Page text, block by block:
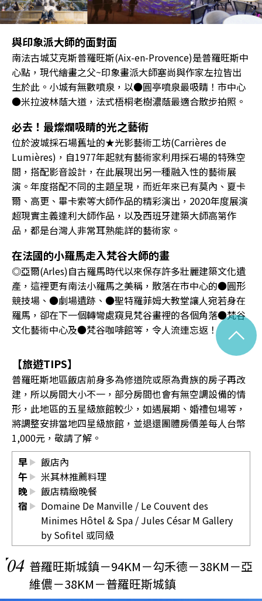
與印象派大師的面對面
南法古城艾克斯普羅旺斯(Aix-en-Provence)是普羅旺斯中
心點，現代繪畫之父~印象畫派大師塞尚與作家左拉皆出
生於此。小城有無數噴泉，以●圓亭噴泉最吸睛！市中心
●米拉波林蔭大道，法式梧桐老樹濃蔭最適合散步拍照。
必去！最燦爛吸睛的光之藝術
位於波城採石場舊址的★光影藝術工坊(Carrières de
Lumières)，自1977年起就有藝術家利用採石場的特殊空
間，搭配影音設計，在此展現出另一種融入性的藝術展
演。年度搭配不同的主題呈現，而近年來已有莫內、夏卡
爾、高更、畢卡索等大師作品的精彩演出，2020年度展演
超現實主義達利大師作品，以及西班牙建築大師高第作
品，都是台灣人非常耳熟能詳的藝術家。
在法國的小羅馬走入梵谷大師的畫
◎亞爾(Arles)自古羅馬時代以來保存許多壯麗建築文化遺
產，這裡更有南法小羅馬之美稱，散落在市中心的●圓形
競技場、●劇場遺跡、●聖特羅菲姆大教堂讓人宛若身在
羅馬，卻在下一個轉彎處窺見梵谷畫裡的各個角落●梵谷
文化藝術中心及●梵谷咖啡館等，令人流連忘返！
【旅遊TIPS】
普羅旺斯地區飯店前身多為修道院或原為貴族的房子再改
建，所以房間大小不一，部分房間也會有無空調設備的情
形，此地區的五星級旅館較少，如遇展期、婚禮包場等，
將調整安排當地四星級旅館，並退還團體房價差每人台幣
1,000元，敬請了解。
早
飯店內
午
米其林推薦料理
晚
飯店精緻晚餐
宿
Domaine De Manville / Le Couvent des
Minimes Hôtel & Spa / Jules César M Gallery
by Sofitel 或同級
04 普羅旺斯城鎮－94KM－勾禾德－38KM－亞
維儂－38KM－普羅旺斯城鎮
^